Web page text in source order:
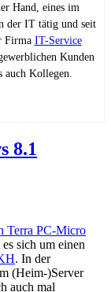
Hand, eines im
der IT tätig und seit
Firma IT-Service
Kunden
auch Kollegen.
8.1
Terra PC-Micro
sich um einen
. In der
(Heim-)Server
auch mal